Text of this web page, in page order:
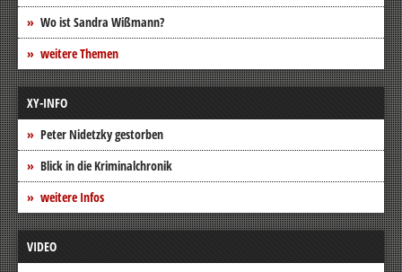
Wo ist Sandra Wißmann?
weitere Themen
XY-INFO
Peter Nidetzky gestorben
Blick in die Kriminalchronik
weitere Infos
VIDEO